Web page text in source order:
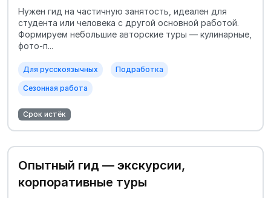
Нужен гид на частичную занятость, идеален для
студента или человека с другой основной работой.
Формируем небольшие авторские туры — кулинарные,
фото-п...
Для русскоязычных Подработка
Сезонная работа
Срок истёк
Опытный гид — экскурсии,
корпоративные туры